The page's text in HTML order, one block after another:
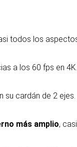
todos los
a los 60 fps en 4K.
su cardán de 2 ejes.
más amplio,